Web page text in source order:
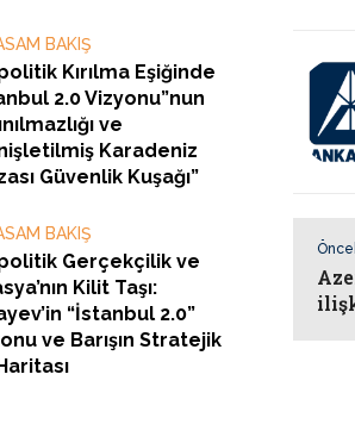
BAKIŞ
Kırılma Eşiğinde
2.0 Vizyonu”nun
ve
Karadeniz
Güvenlik Kuşağı”
BAKIŞ
Gerçekçilik ve
Kilit Taşı:
“İstanbul 2.0”
ve Barışın Stratejik